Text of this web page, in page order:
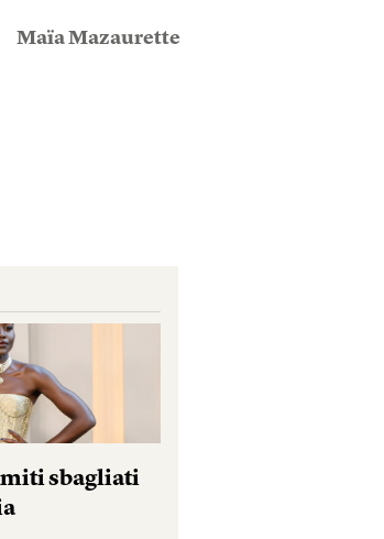
Maïa Mazaurette
miti sbagliati